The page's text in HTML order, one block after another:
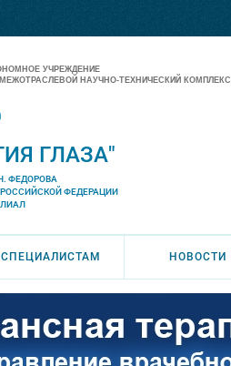
УЧРЕЖДЕНИЕ
НАУЧНО-ТЕХНИЧЕСКИЙ КОМПЛЕКС
ГЛАЗА"
ФЕДОРОВА
ФЕДЕРАЦИИ
СПЕЦИАЛИСТАМ НОВОСТИ